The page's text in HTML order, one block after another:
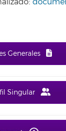
Generales
Singular